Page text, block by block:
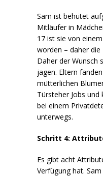
Sam ist behütet
Mitläufer in
17 ist sie von
worden – daher
Daher der Wunsch
jagen. Eltern
mütterlichen
Türsteher Jobs
bei einem
unterwegs.
Schritt 4:
Es gibt acht
Verfügung hat.